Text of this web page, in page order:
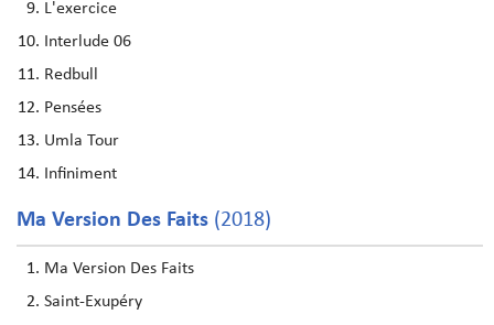
L'exercice
Interlude 06
Redbull
Pensées
Umla Tour
Infiniment
Ma Version Des Faits (2018)
Ma Version Des Faits
Saint-Exupéry